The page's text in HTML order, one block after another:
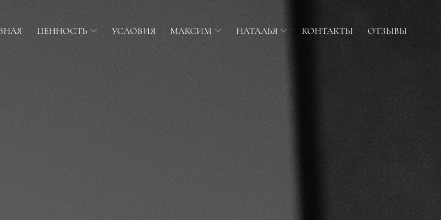
ЦЕННОСТЬ УСЛОВИЯ МАКСИМ НАТАЛЬЯ КОНТАКТЫ ОТЗЫВЫ